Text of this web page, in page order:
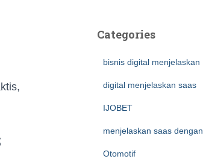
Categories
bisnis digital menjelaskan
digital menjelaskan saas
IJOBET
menjelaskan saas dengan
Otomotif